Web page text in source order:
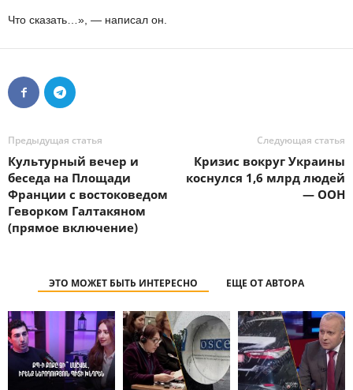
Что сказать…», — написал он.
Предыдущая статья
Культурный вечер и
беседа на Площади
Франции с востоковедом
Геворком Галтакяном
(прямое включение)
Следующая статья
Кризис вокруг Украины
коснулся 1,6 млрд людей
— ООН
ЭТО МОЖЕТ БЫТЬ ИНТЕРЕСНО ЕЩЕ ОТ АВТОРА